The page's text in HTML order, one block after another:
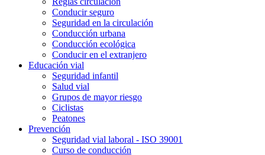
Conducir seguro
Seguridad en la circulación
Conducción urbana
Conducción ecológica
Conducir en el extranjero
Educación vial
Seguridad infantil
Salud vial
Grupos de mayor riesgo
Ciclistas
Peatones
Prevención
Seguridad vial laboral - ISO 39001
Curso de conducción